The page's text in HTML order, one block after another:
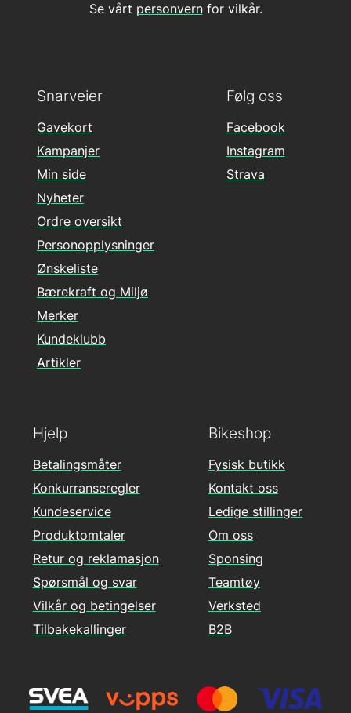
Se vårt personvernfor vilkår.
Følg oss
Facebook
Instagram
Strava
Hjelp
Betalingsmåter
Konkurranseregler
Kundeservice
Produktomtaler
Retur og reklamasjon
Spørsmål og svar
Vilkår og betingelser
Tilbakekallinger
Snarveier
Gavekort
Kampanjer
Min side
Nyheter
Ordre oversikt
Personopplysninger
Ønskeliste
Bærekraft og Miljø
Merker
Kundeklubb
Artikler
Bikeshop
Fysisk butikk
Kontakt oss
Ledige stillinger
Om oss
Sponsing
Teamtøy
Verksted
B2B